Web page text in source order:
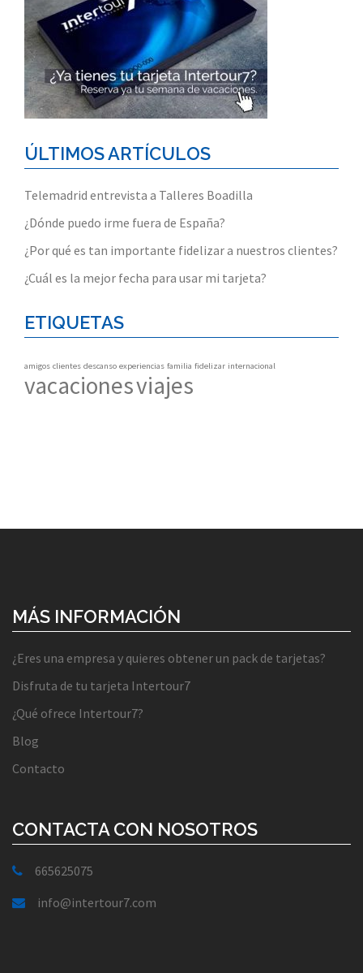
ÚLTIMOS ARTÍCULOS
Telemadrid entrevista a Talleres Boadilla
¿Dónde puedo irme fuera de España?
¿Por qué es tan importante fidelizar a nuestros clientes?
¿Cuál es la mejor fecha para usar mi tarjeta?
ETIQUETAS
amigos clientes descanso experiencias familia fidelizar internacional
vacacionesviajes
MÁS INFORMACIÓN
¿Eres una empresa y quieres obtener un pack de tarjetas?
Disfruta de tu tarjeta Intertour7
¿Qué ofrece Intertour7?
Blog
Contacto
CONTACTA CON NOSOTROS
665625075
info@intertour7.com